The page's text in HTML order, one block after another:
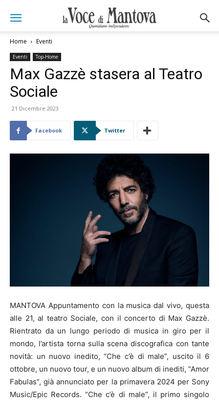
Home Eventi
Eventi Top-Home
Max Gazzè stasera al Teatro
Sociale
21 Dicembre 2023
Facebook Twitter
MANTOVA Appuntamento con la musica dal vivo, questa
alle 21, al teatro Sociale, con il concerto di Max Gazzè.
Rientrato da un lungo periodo di musica in giro per il
mondo, l’artista torna sulla scena discografica con tante
novità: un nuovo inedito, “Che c’è di male”, uscito il 6
ottobre, un nuovo tour, e un nuovo album di inediti, “Amor
Fabulas”, già annunciato per la primavera 2024 per Sony
Music/Epic Records. “Che c’è di male”, il primo singolo